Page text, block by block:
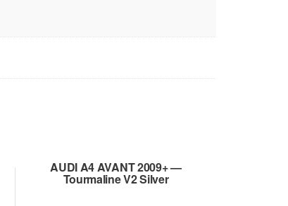
AUDI A4 AVANT 2009+ —
Tourmaline V2 Silver